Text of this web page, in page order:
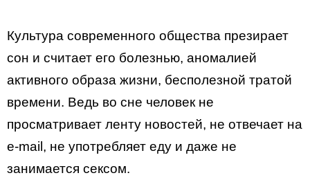
Культура современного общества презирает
сон и считает его болезнью, аномалией
активного образа жизни, бесполезной тратой
времени. Ведь во сне человек не
просматривает ленту новостей, не отвечает на
e-mail, не употребляет еду и даже не
занимается сексом.